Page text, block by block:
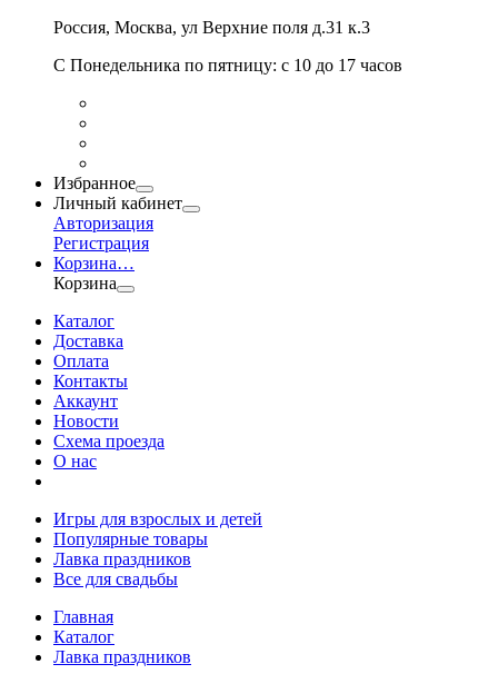
Россия, Москва, ул Верхние поля д.31 к.3
С Понедельника по пятницу: с 10 до 17 часов
Избранное
Личный кабинет
Авторизация
Регистрация
Корзина…
Корзина
Каталог
Доставка
Оплата
Контакты
Аккаунт
Новости
Схема проезда
О нас
Игры для взрослых и детей
Популярные товары
Лавка праздников
Все для свадьбы
Главная
Каталог
Лавка праздников